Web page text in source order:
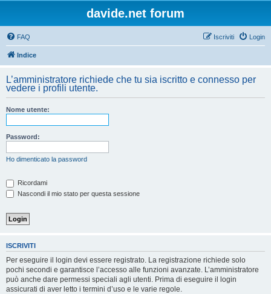
davide.net forum
FAQ Login
Iscriviti
Indice
L’amministratore richiede che tu sia iscritto e connesso per
vedere i profili utente.
Nome utente:
Password:
Ho dimenticato la password
Ricordami
Nascondi il mio stato per questa sessione
ISCRIVITI
Per eseguire il login devi essere registrato. La registrazione richiede solo
pochi secondi e garantisce l’accesso alle funzioni avanzate. L’amministratore
può anche dare permessi speciali agli utenti. Prima di eseguire il login
assicurati di aver letto i termini d’uso e le varie regole.